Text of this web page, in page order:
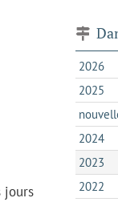
jours
2026
2025
2024
2023
2022